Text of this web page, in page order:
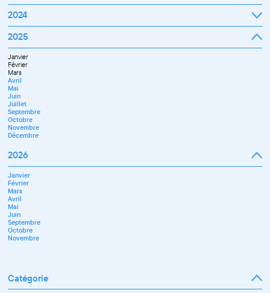
Mars
Avril
Juillet
Septembre
Octobre
Novembre
Décembre
Janvier
Mars
Avril
Juin
Septembre
Octobre
Novembre
Décembre
2024
Janvier
Mars
Avril
Mai
Juin
Juillet
Septembre
Novembre
Décembre
2025
Janvier
Février
Mars
Avril
Mai
Juin
Juillet
Septembre
Octobre
Novembre
Décembre
2026
Janvier
Février
Mars
Avril
Mai
Juin
Septembre
Octobre
Novembre
Catégorie